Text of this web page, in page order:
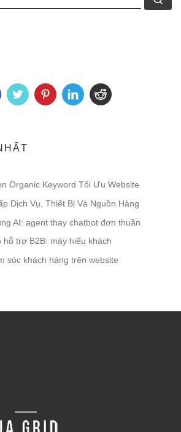
Organic Keyword Tối Ưu Website
Dịch Vụ, Thiết Bị Và Nguồn Hàng
AI: agent thay chatbot đơn thuần
trợ B2B: máy hiểu khách
sóc khách hàng trên website